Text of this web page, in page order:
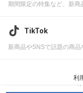
期間限定の特集など、新商
TikTok
新商品やSNSで話題の商品
利